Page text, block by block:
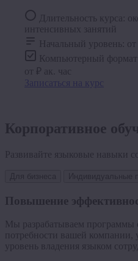
Длительность курса:
интенсивных занятий
Начальный уровень: от
Компьютерный формат
от ₽ ак. час
Записаться на курс
Корпоративное
Развивайте языковые навыки
Повышение
Мы разрабатываем программы
потребности вашей
уровень владения языком